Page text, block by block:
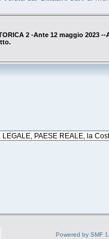
2 -Ante 12 maggio 2023 --
Powered by SMF